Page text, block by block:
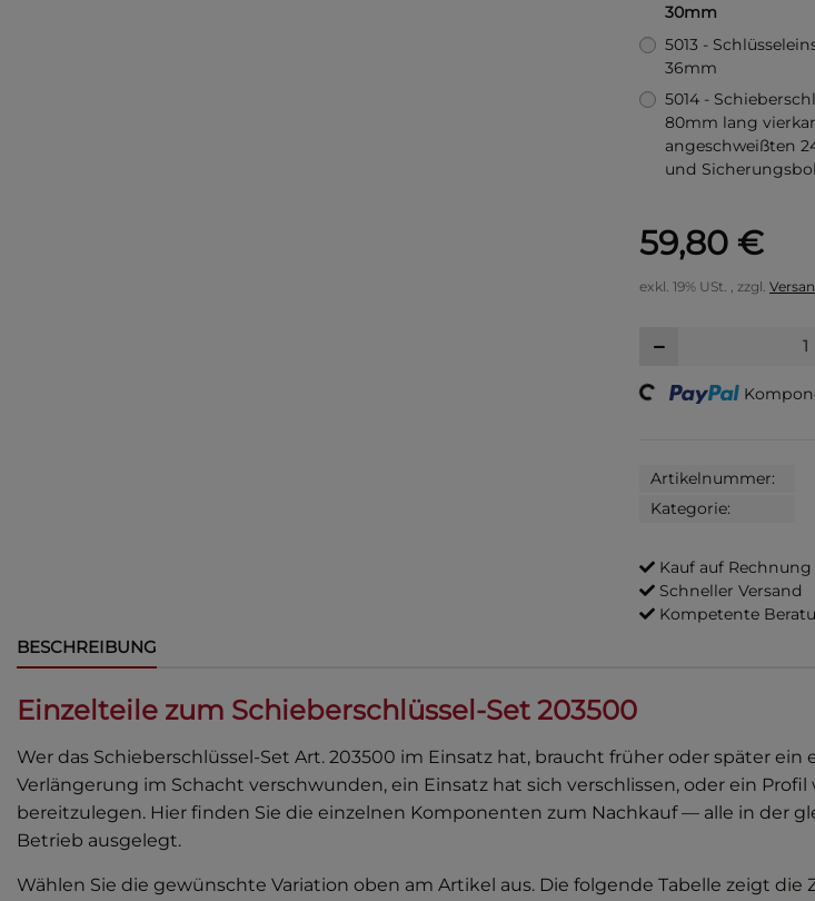
30mm
5013 -
36mm
5014 -
80mm lang
angeschweißten
und
59,80 €
exkl. 19% USt. , zzgl.
Loading...
Artikelnummer:
Kategorie:
Kauf auf Rechnung
Schneller Versand
Kompetente
BESCHREIBUNG
Einzelteile zum Schieberschlüssel-Set 203500
Wer das Schieberschlüssel-Set Art. 203500 im Einsatz hat, braucht früher oder später
Verlängerung im Schacht verschwunden, ein Einsatz hat sich verschlissen, oder ein
bereitzulegen. Hier finden Sie die einzelnen Komponenten zum Nachkauf — alle in der
Betrieb ausgelegt.
Wählen Sie die gewünschte Variation oben am Artikel aus. Die folgende Tabelle zeigt